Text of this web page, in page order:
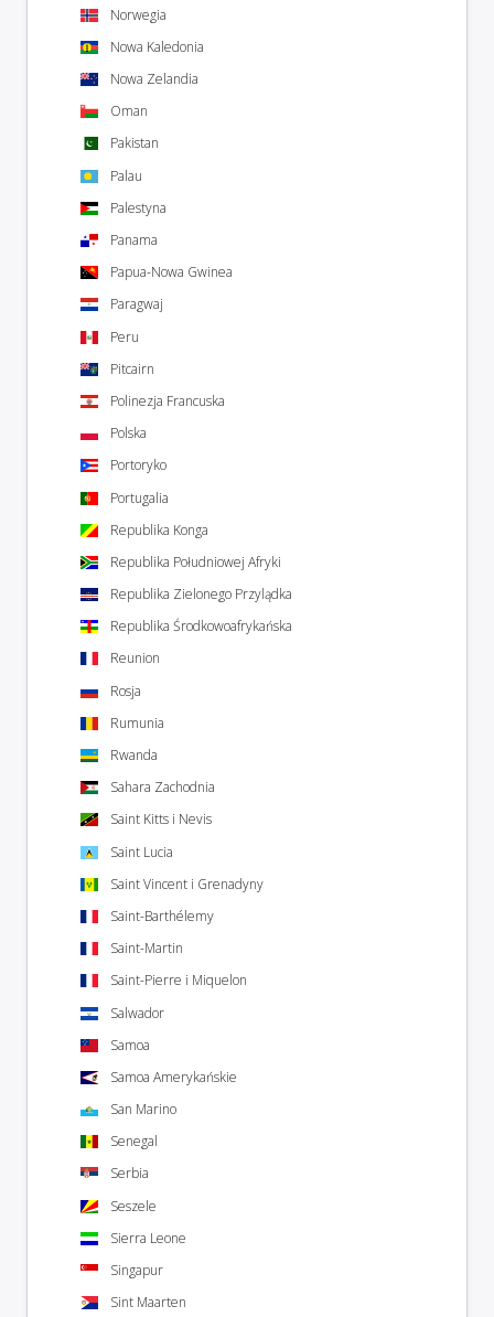
Norwegia
Nowa Kaledonia
Nowa Zelandia
Oman
Pakistan
Palau
Palestyna
Panama
Papua-Nowa Gwinea
Paragwaj
Peru
Pitcairn
Polinezja Francuska
Polska
Portoryko
Portugalia
Republika Konga
Republika Południowej Afryki
Republika Zielonego Przylądka
Republika Środkowoafrykańska
Reunion
Rosja
Rumunia
Rwanda
Sahara Zachodnia
Saint Kitts i Nevis
Saint Lucia
Saint Vincent i Grenadyny
Saint-Barthélemy
Saint-Martin
Saint-Pierre i Miquelon
Salwador
Samoa
Samoa Amerykańskie
San Marino
Senegal
Serbia
Seszele
Sierra Leone
Singapur
Sint Maarten